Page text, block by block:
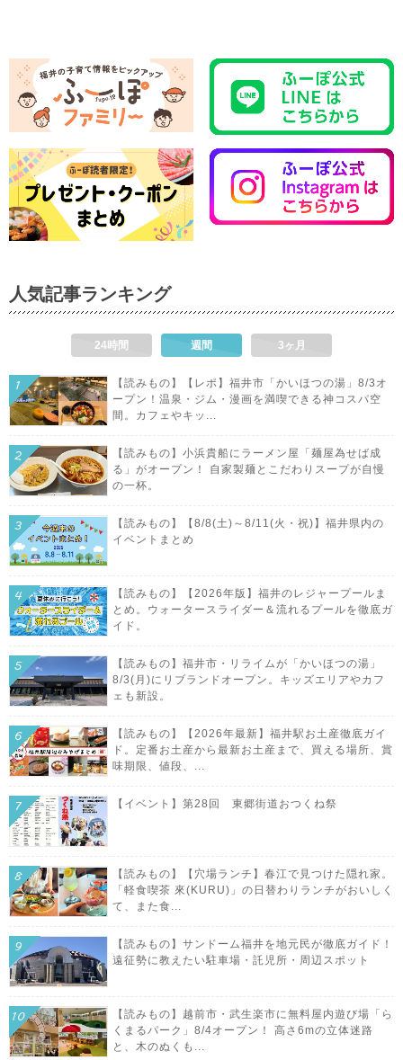
人気記事ランキング
24時間 週間 3ヶ月
【読みもの】【レポ】福井市「かいほつの湯」8/3オ
ープン！温泉・ジム・漫画を満喫できる神コスパ空
間。カフェやキッ...
【読みもの】小浜貴船にラーメン屋「麺屋為せば成
る」がオープン！ 自家製麺とこだわりスープが自慢
の一杯。
【読みもの】【8/8(土)～8/11(火・祝)】福井県内の
イベントまとめ
【読みもの】【2026年版】福井のレジャープールま
とめ。ウォータースライダー＆流れるプールを徹底ガ
イド。
【読みもの】福井市・リライムが「かいほつの湯」
8/3(月)にリブランドオープン。キッズエリアやカフ
ェも新設。
【読みもの】【2026年最新】福井駅お土産徹底ガイ
ド。定番お土産から最新お土産まで、買える場所、賞
味期限、値段、...
【イベント】第28回 東郷街道おつくね祭
【読みもの】【穴場ランチ】春江で見つけた隠れ家。
「軽食喫茶 來(KURU)」の日替わりランチがおいしく
て、また食...
【読みもの】サンドーム福井を地元民が徹底ガイド！
遠征勢に教えたい駐車場・託児所・周辺スポット
【読みもの】越前市・武生楽市に無料屋内遊び場「ら
くまるパーク」8/4オープン！ 高さ6mの立体迷路
と、木のぬくも...